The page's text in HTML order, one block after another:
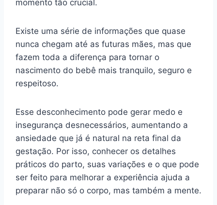
momento tão crucial.
Existe uma série de informações que quase
nunca chegam até as futuras mães, mas que
fazem toda a diferença para tornar o
nascimento do bebê mais tranquilo, seguro e
respeitoso.
Esse desconhecimento pode gerar medo e
insegurança desnecessários, aumentando a
ansiedade que já é natural na reta final da
gestação. Por isso, conhecer os detalhes
práticos do parto, suas variações e o que pode
ser feito para melhorar a experiência ajuda a
preparar não só o corpo, mas também a mente.